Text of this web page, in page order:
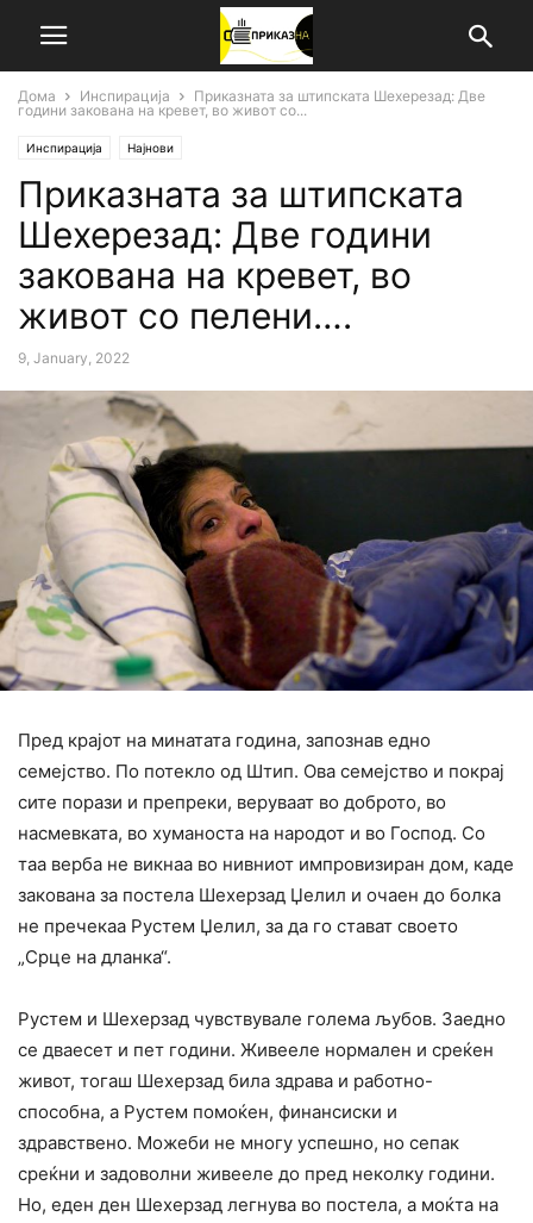
Дома Инспирација
Приказната за штипската Шехерезад: Две
години закована на кревет, во живот со...
Инспирација Најнови
Приказната за штипската
Шехерезад: Две години
закована на кревет, во
живот со пелени….
9, January, 2022
Пред крајот на минатата година, запознав едно
семејство. По потекло од Штип. Ова семејство и покрај
сите порази и препреки, веруваат во доброто, во
насмевката, во хуманоста на народот и во Господ. Со
таа верба не викнаа во нивниот импровизиран дом, каде
закована за постела Шехерзад Џелил и очаен до болка
не пречекаа Рустем Џелил, за да го стават своето
„Срце на дланка“.
Рустем и Шехерзад чувствувале голема љубов. Заедно
се дваесет и пет години. Живееле нормален и среќен
живот, тогаш Шехерзад била здрава и работно-
способна, а Рустем помоќен, финансиски и
здравствено. Можеби не многу успешно, но сепак
среќни и задоволни живееле до пред неколку години.
Но, еден ден Шехерзад легнува во постела, а моќта на